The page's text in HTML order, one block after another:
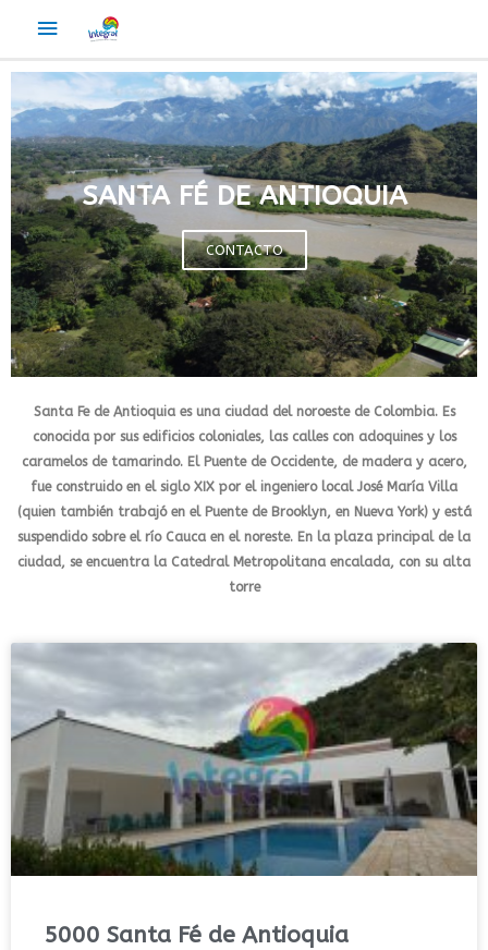
SANTA FÉ DE ANTIOQUIA
CONTACTO
Santa Fe de Antioquia es una ciudad del noroeste de Colombia. Es
conocida por sus edificios coloniales, las calles con adoquines y los
caramelos de tamarindo. El Puente de Occidente, de madera y acero,
fue construido en el siglo XIX por el ingeniero local José María Villa
(quien también trabajó en el Puente de Brooklyn, en Nueva York) y está
suspendido sobre el río Cauca en el noreste. En la plaza principal de la
ciudad, se encuentra la Catedral Metropolitana encalada, con su alta
torre
5000 Santa Fé de Antioquia